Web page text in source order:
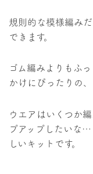
規則的な模様編み
できます。
ゴム編みよりもふ
かけにぴったりの
ウエアはいくつか
プアップしたいな…
しいキットです。